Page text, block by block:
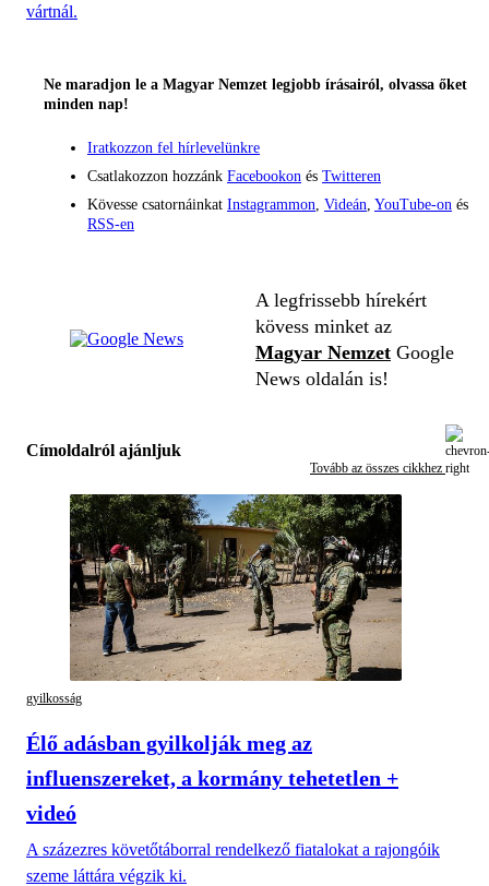
vártnál.
Ne maradjon le a Magyar Nemzet legjobb írásairól, olvassa őket
minden nap!
Iratkozzon fel hírlevelünkre
Csatlakozzon hozzánk Facebookon és Twitteren
Kövesse csatornáinkat Instagrammon Videán YouTube-on és
RSS-en
A legfrissebb hírekért
kövess minket az
Magyar Nemzet Google
News oldalán is!
Címoldalról ajánljuk
Tovább az összes cikkhez
gyilkosság
Élő adásban gyilkolják meg az
influenszereket, a kormány tehetetlen +
videó
A százezres követőtáborral rendelkező fiatalokat a rajongóik
szeme láttára végzik ki.